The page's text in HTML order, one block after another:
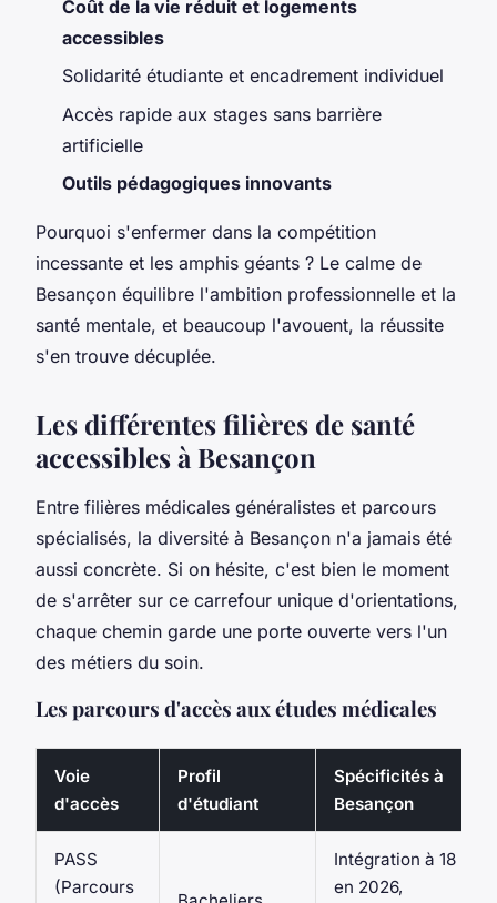
Coût de la vie réduit et logements
accessibles
Solidarité étudiante et encadrement individuel
Accès rapide aux stages sans barrière
artificielle
Outils pédagogiques innovants
Pourquoi s'enfermer dans la compétition
incessante et les amphis géants ? Le calme de
Besançon équilibre l'ambition professionnelle et la
santé mentale, et beaucoup l'avouent, la réussite
s'en trouve décuplée.
Les différentes filières de santé
accessibles à Besançon
Entre filières médicales généralistes et parcours
spécialisés, la diversité à Besançon n'a jamais été
aussi concrète. Si on hésite, c'est bien le moment
de s'arrêter sur ce carrefour unique d'orientations,
chaque chemin garde une porte ouverte vers l'un
des métiers du soin.
Les parcours d'accès aux études médicales
Voie
d'accès
Profil
d'étudiant
Spécificités à
Besançon
PASS
(Parcours
Intégration à 18 %
en 2026,